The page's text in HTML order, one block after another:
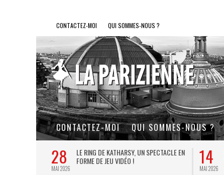
CONTACTEZ-MOI QUI SOMMES-NOUS ?
CONTACTEZ-MOI QUI SOMMES-NOUS ?
28
MAI 2026
LE RING DE KATHARSY, UN SPECTACLE EN
FORME DE JEU VIDÉO !
14
MAI 2026